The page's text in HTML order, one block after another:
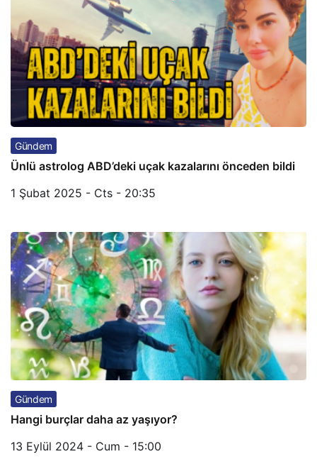
Gündem
Ünlü astrolog ABD’deki uçak kazalarını önceden bildi
1 Şubat 2025 - Cts - 20:35
Gündem
Hangi burçlar daha az yaşıyor?
13 Eylül 2024 - Cum - 15:00